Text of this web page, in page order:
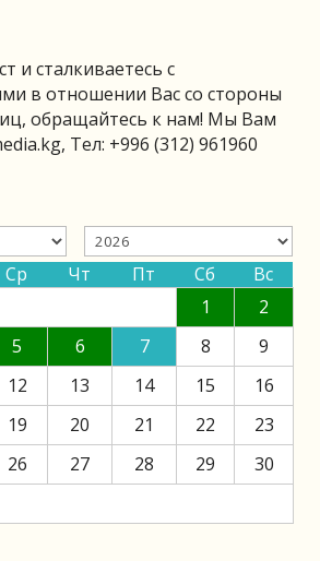
и сталкиваетесь с
в отношении Вас со стороны
обращайтесь к нам! Мы Вам
, Тел: +996 (312) 961960
Ср Чт Пт Сб
Вс
1
2
5 6 7 8
9
12 13 14 15
16
19 20 21 22
23
26 27 28 29
30